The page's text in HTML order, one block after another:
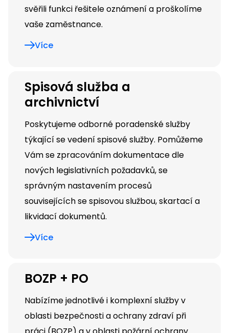
svěřili funkci řešitele oznámení a proškolíme
vaše zaměstnance.
Více
Spisová služba a
archivnictví
Poskytujeme odborné poradenské služby
týkající se vedení spisové služby. Pomůžeme
Vám se zpracováním dokumentace dle
nových legislativních požadavků, se
správným nastavením procesů
souvisejících se spisovou službou, skartací a
likvidací dokumentů.
Více
BOZP + PO
Nabízíme jednotlivé i komplexní služby v
oblasti bezpečnosti a ochrany zdraví při